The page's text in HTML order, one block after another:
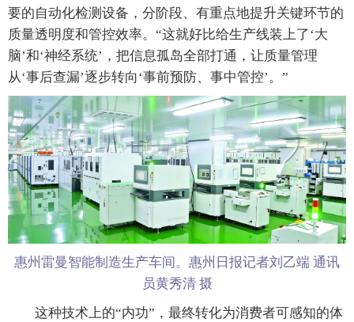
要的自动化检测设备，分阶段、有重点地提升关键环节的
质量透明度和管控效率。“这就好比给生产线装上了‘大
脑’和‘神经系统’，把信息孤岛全部打通，让质量管理
从‘事后查漏’逐步转向‘事前预防、事中管控’。”
惠州雷曼智能制造生产车间。惠州日报记者刘乙端 通讯
员黄秀清 摄
这种技术上的“内功”，最终转化为消费者可感知的体